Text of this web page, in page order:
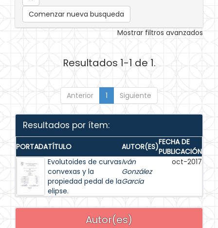
Comenzar nueva busqueda
Mostrar filtros avanzados
Resultados 1-1 de 1.
Anterior 1 Siguiente
Resultados por ítem:
PORTADATÍTULO AUTOR(ES)FECHA DE
PUBLICACIÓN
Evolutoides de curvas
convexas y la
propiedad pedal de la
elipse.
Iván
González
García
oct-2017
Autor(es)